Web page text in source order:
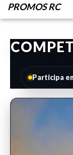
PROMOS RC
Participa
INSCRIPCIONES